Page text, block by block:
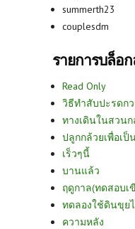
summerth23
couplesdm
รายการบล็อ
Read Only
วิธีทำสับปะรดก
ทางเดินในสวนก
ปลูกกล้วยเพื่อเป็
เร็วๆนี้
บานแล้ว
ฤดูกาล(ทดสอบเ
ทดลองใช้ดินขุย
ความหลัง